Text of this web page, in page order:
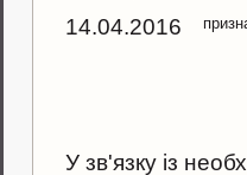
14.04.2016
У зв'язку iз